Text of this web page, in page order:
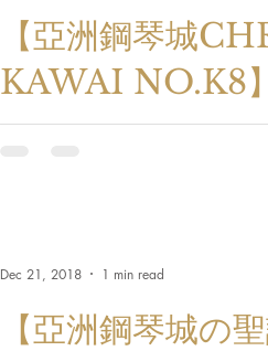
【亞洲鋼琴城
KAWAI NO.K8】
【亞洲鋼琴城の
Dec 21, 2018 1 min read